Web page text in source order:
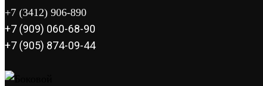
+7 (3412) 906-890
+7 (909) 060-68-90
+7 (905) 874-09-44